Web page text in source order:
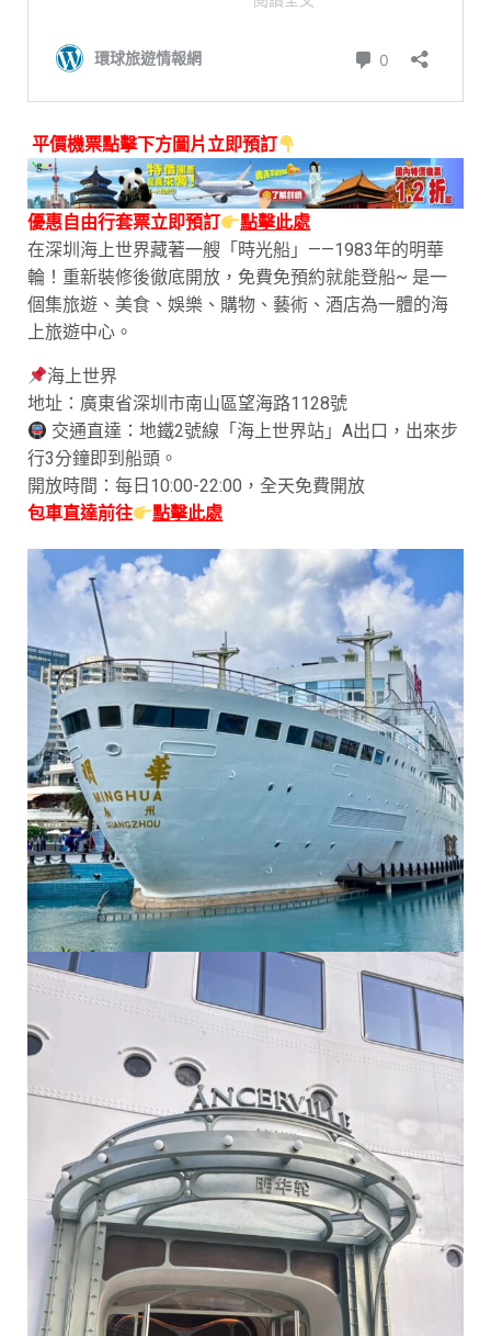
平價機票點擊下方圖片立即預訂
優惠自由行套票立即預訂
點擊此處
在深圳海上世界藏著一艘「時光船」——1983年的明華
輪！重新裝修後徹底開放，免費免預約就能登船~ 是一
個集旅遊、美食、娛樂、購物、藝術、酒店為一體的海
上旅遊中心。
海上世界
地址：廣東省深圳市南山區望海路1128號
交通直達：地鐵2號線「海上世界站」A出口，出來步
行3分鐘即到船頭。
開放時間：每日10:00-22:00，全天免費開放
包車直達前往
點擊此處